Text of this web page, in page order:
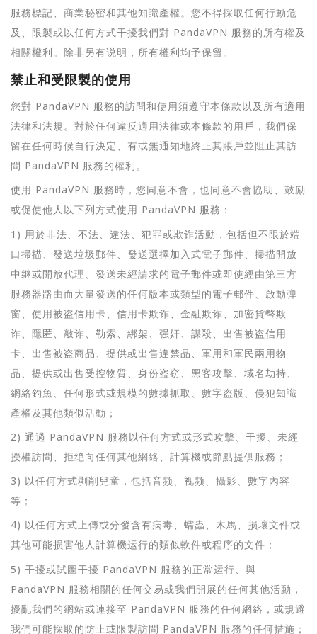
服務標記、商業秘密和其他知識產權。您不得採取任何行動危
及、限製或以任何方式干擾我們對 PandaVPN 服務的所有權及
相關權利。除非另有说明，所有權利均予保留。
禁止和受限製的使用
您對 PandaVPN 服務的訪問和使用須遵守本條款以及所有適用
法律和法規。對於任何違反適用法律或本條款的用戶，我們保
留在任何時候自行決定、有或無通知地終止其賬戶並阻止其訪
問 PandaVPN 服務的權利。
使用 PandaVPN 服務時，您同意不會，也同意不會協助、鼓励
或促使他人以下列方式使用 PandaVPN 服務：
1) 用於非法、不法、違法、犯罪或欺诈活動，包括但不限於端
口掃描、發送垃圾郵件、發送選擇加入式電子郵件、掃描開放
中继或開放代理、發送未經請求的電子郵件或即使經由第三方
服務器路由而大量發送的任何版本或類型的電子郵件、啟動弹
窗、使用被盗信用卡、信用卡欺诈、金融欺诈、加密貨幣欺
诈、隱匿、敲诈、勒索、綁架、强奸、謀殺、出售被盗信用
卡、出售被盗商品、提供或出售違禁品、軍用和軍民兩用物
品、提供或出售受控物質、身份盗窃、黑客攻擊、域名劫持、
網絡釣魚、任何形式或規模的數據抓取、數字盗版、侵犯知識
產權及其他類似活動；
2) 通過 PandaVPN 服務以任何方式或形式攻擊、干擾、未經
授權訪問、拒绝向任何其他網絡、計算機或節點提供服務；
3) 以任何方式剥削兒童，包括音频、视频、攝影、數字內容
等；
4) 以任何方式上傳或分發含有病毒、蠕蟲、木馬、损壞文件或
其他可能损害他人計算機运行的類似軟件或程序的文件；
5) 干擾或試圖干擾 PandaVPN 服務的正常运行、與
PandaVPN 服務相關的任何交易或我們開展的任何其他活動，
擾亂我們的網站或連接至 PandaVPN 服務的任何網絡，或規避
我們可能採取的防止或限製訪問 PandaVPN 服務的任何措施；